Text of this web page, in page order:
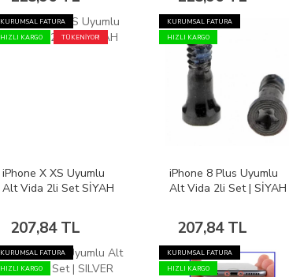
KURUMSAL FATURA
HIZLI KARGO
TÜKENİYOR!
iPhone X XS Uyumlu
Alt Vida 2li Set SİYAH
207,84 TL
KURUMSAL FATURA
HIZLI KARGO
iPhone 8 Plus Uyumlu
Alt Vida 2li Set | SİYAH
207,84 TL
KURUMSAL FATURA
HIZLI KARGO
KURUMSAL FATURA
HIZLI KARGO